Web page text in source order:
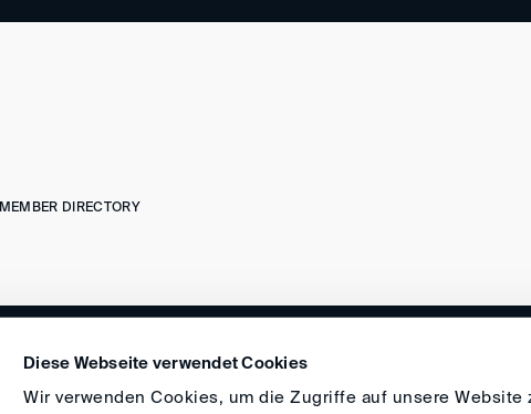
Diese Webseite verwendet Cookies
Wir verwenden Cookies, um die Zugriffe auf unsere Website
MEMBER DIRECTORY